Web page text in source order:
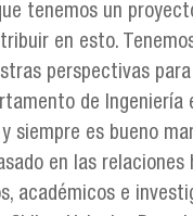
tenemos un
en esto.
perspectivas
de Ingeniería
siempre es bueno
en las relaciones
académicos e